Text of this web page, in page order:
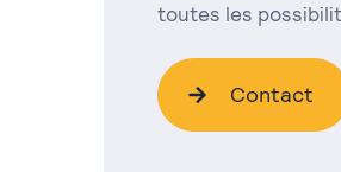
toutes les
Contact